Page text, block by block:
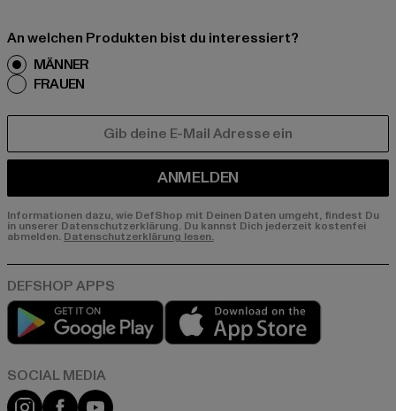
An welchen Produkten bist du interessiert?
MÄNNER
FRAUEN
ANMELDEN
Informationen dazu, wie DefShop mit Deinen Daten umgeht, findest Du
in unserer Datenschutzerklärung. Du kannst Dich jederzeit kostenfei
abmelden. Datenschutzerklärung lesen.
Play market
Instagram
FacebookYouTube